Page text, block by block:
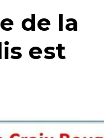
de la
est